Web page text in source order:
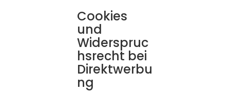
Cookies
und
Widerspruc
hsrecht bei
Direktwerbu
ng